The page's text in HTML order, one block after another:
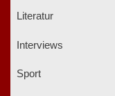
Literatur
Interviews
Sport